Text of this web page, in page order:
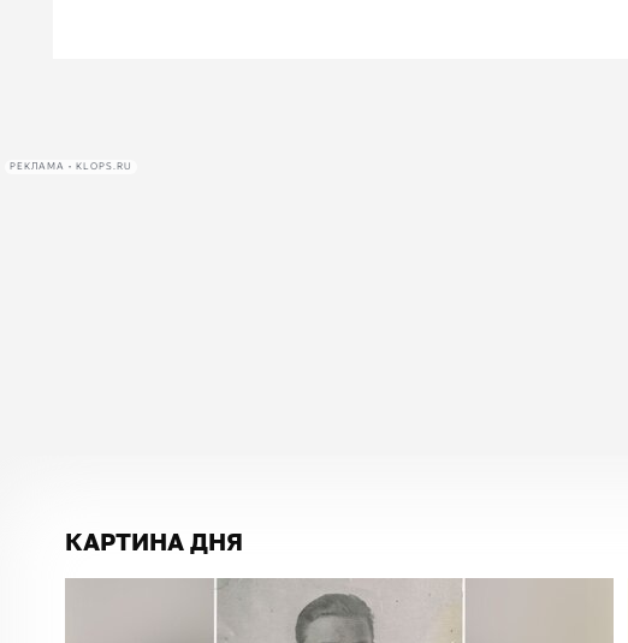
РЕКЛАМА • KLOPS.RU
КАРТИНА ДНЯ